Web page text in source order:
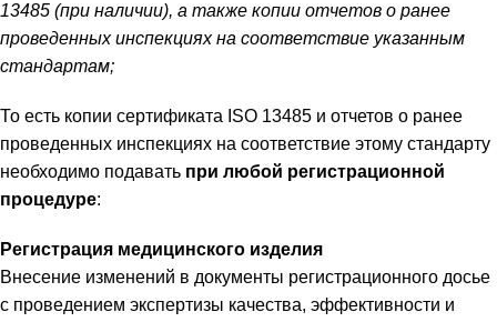
13485 (при наличии), а также копии отчетов о ранее
проведенных инспекциях на соответствие указанным
стандартам;
То есть копии сертификата ISO 13485 и отчетов о ранее
проведенных инспекциях на соответствие этому стандарту
необходимо подавать при любой регистрационной
процедуре:
Регистрация медицинского изделия
Внесение изменений в документы регистрационного досье
с проведением экспертизы качества, эффективности и